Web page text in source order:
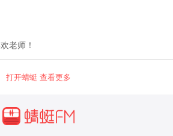
老师！
打开蜻蜓 查看更多